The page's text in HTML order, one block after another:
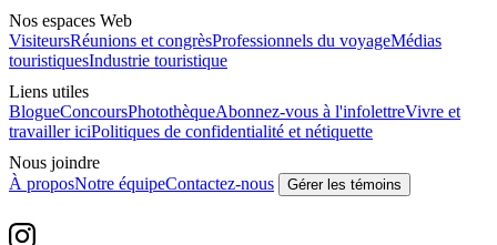
Nos espaces Web
VisiteursRéunions et congrèsProfessionnels du voyageMédias
touristiquesIndustrie touristique
Liens utiles
BlogueConcoursPhotothèqueAbonnez-vous à l'infolettreVivre et
travailler iciPolitiques de confidentialité et nétiquette
Nous joindre
À proposNotre équipeContactez-nous Gérer les témoins